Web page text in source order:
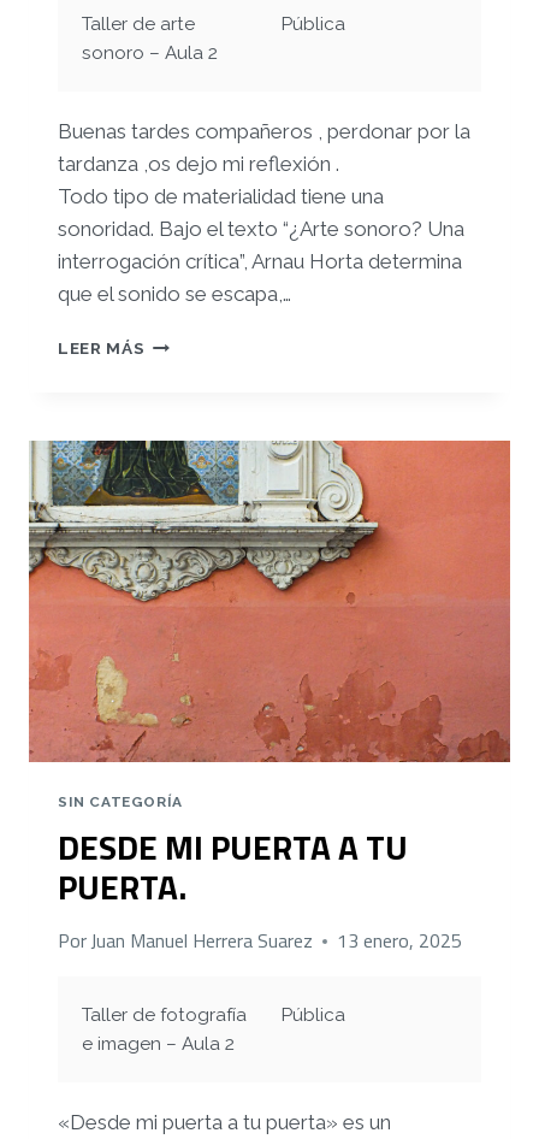
Taller de arte
sonoro – Aula 2
Pública
Buenas tardes compañeros , perdonar por la
tardanza ,os dejo mi reflexión .
Todo tipo de materialidad tiene una
sonoridad. Bajo el texto “¿Arte sonoro? Una
interrogación crítica”, Arnau Horta determina
que el sonido se escapa,…
LEER MÁS MODULO1.
INTERROGACIÓN
CRITICA.
SIN CATEGORÍA
DESDE MI PUERTA A TU
PUERTA.
PorJuan Manuel Herrera Suarez 13 enero, 2025
Taller de fotografía
e imagen – Aula 2
Pública
«Desde mi puerta a tu puerta» es un